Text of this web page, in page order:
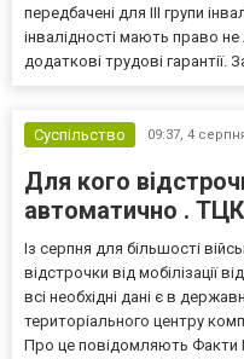
передбачені для III групи
інвалідності мають право
додаткові трудові
Суспільство 09:37, 4
Для кого
автоматично .
Із серпня для більшості
відстрочки від мобілізації
всі необхідні дані є в
територіального центру
Про це повідомляють Факти